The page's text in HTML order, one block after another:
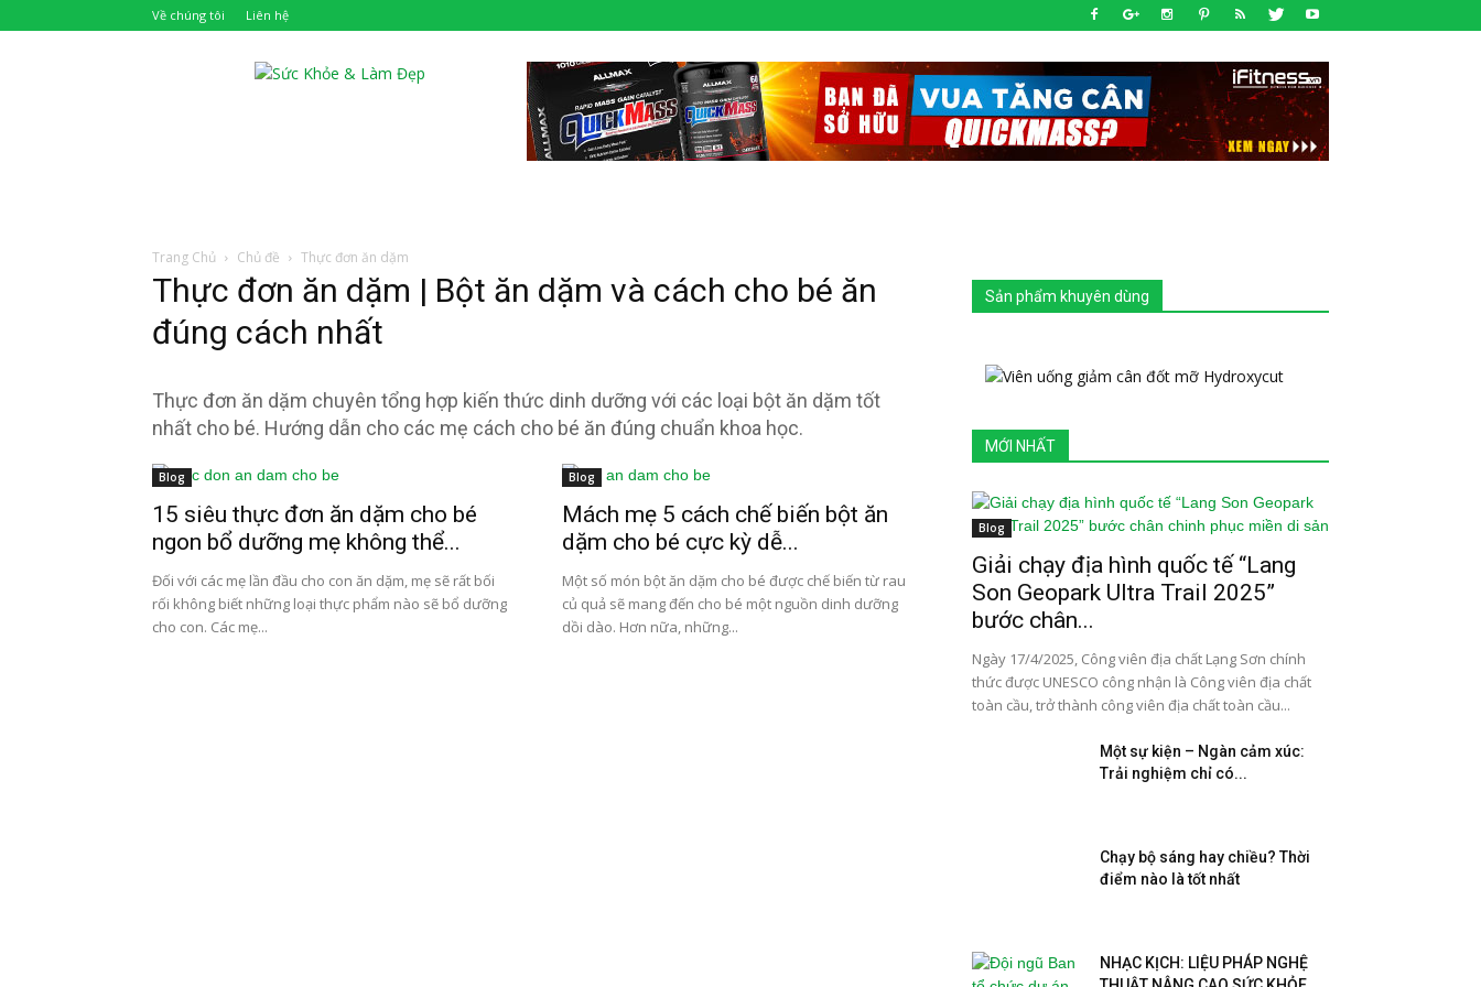
Về chúng tôi Liên hệ
Trang Chủ Chủ đề Thực đơn ăn dặm
Thực đơn ăn dặm | Bột ăn dặm và cách cho bé ăn
đúng cách nhất
Thực đơn ăn dặm chuyên tổng hợp kiến thức dinh dưỡng với các loại bột ăn dặm tốt
nhất cho bé. Hướng dẫn cho các mẹ cách cho bé ăn đúng chuẩn khoa học.
Blog
15 siêu thực đơn ăn dặm cho bé
ngon bổ dưỡng mẹ không thể...
Đối với các mẹ lần đầu cho con ăn dặm, mẹ sẽ rất bối
rối không biết những loại thực phẩm nào sẽ bổ dưỡng
cho con. Các mẹ...
Blog
Mách mẹ 5 cách chế biến bột ăn
dặm cho bé cực kỳ dễ...
Một số món bột ăn dặm cho bé được chế biến từ rau
củ quả sẽ mang đến cho bé một nguồn dinh dưỡng
dồi dào. Hơn nữa, những...
Sản phẩm khuyên dùng
MỚI NHẤT
Blog
Giải chạy địa hình quốc tế “Lang
Son Geopark Ultra Trail 2025”
bước chân...
Ngày 17/4/2025, Công viên địa chất Lạng Sơn chính
thức được UNESCO công nhận là Công viên địa chất
toàn cầu, trở thành công viên địa chất toàn cầu...
Một sự kiện – Ngàn cảm xúc:
Trải nghiệm chỉ có...
Chạy bộ sáng hay chiều? Thời
điểm nào là tốt nhất
NHẠC KỊCH: LIỆU PHÁP NGHỆ